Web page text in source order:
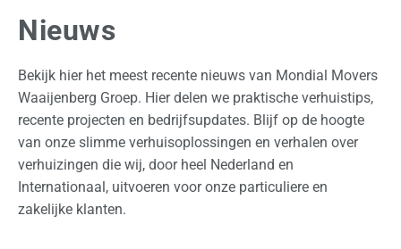
Nieuws
Bekijk hier het meest recente nieuws van Mondial Movers
Waaijenberg Groep. Hier delen we praktische verhuistips,
recente projecten en bedrijfsupdates. Blijf op de hoogte
van onze slimme verhuisoplossingen en verhalen over
verhuizingen die wij, door heel Nederland en
Internationaal, uitvoeren voor onze particuliere en
zakelijke klanten.